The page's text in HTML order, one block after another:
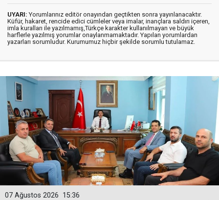
UYARI: Yorumlarınız editör onayından geçtikten sonra yayınlanacaktır.
Küfür, hakaret, rencide edici cümleler veya imalar, inançlara saldırı içeren,
imla kuralları ile yazılmamış,Türkçe karakter kullanılmayan ve büyük
harflerle yazılmış yorumlar onaylanmamaktadır. Yapılan yorumlardan
yazarları sorumludur. Kurumumuz hiçbir şekilde sorumlu tutulamaz.
15:36
07 Ağustos 2026